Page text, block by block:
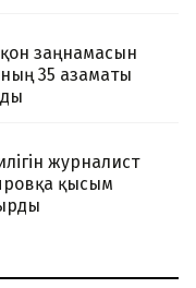
заңнамасын
35 азаматы
журналист
қысым